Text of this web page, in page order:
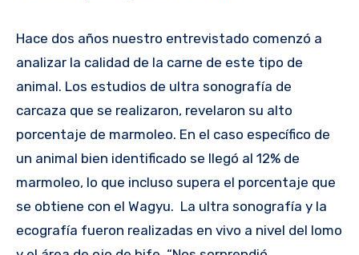
Hace dos años nuestro entrevistado comenzó a
analizar la calidad de la carne de este tipo de
animal. Los estudios de ultra sonografía de
carcaza que se realizaron, revelaron su alto
porcentaje de marmoleo. En el caso específico de
un animal bien identificado se llegó al 12% de
marmoleo, lo que incluso supera el porcentaje que
se obtiene con el Wagyu. La ultra sonografía y la
ecografía fueron realizadas en vivo a nivel del lomo